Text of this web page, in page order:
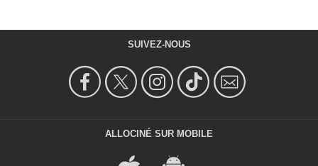
SUIVEZ-NOUS
ALLOCINÉ SUR MOBILE